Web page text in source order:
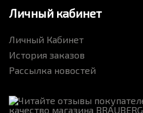
Личный кабинет
Личный Кабинет
История заказов
Рассылка новостей